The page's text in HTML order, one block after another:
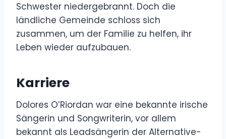
Schwester niedergebrannt. Doch die
ländliche Gemeinde schloss sich
zusammen, um der Familie zu helfen, ihr
Leben wieder aufzubauen.
Karriere
Dolores O’Riordan war eine bekannte irische
Sängerin und Songwriterin, vor allem
bekannt als Leadsängerin der Alternative-